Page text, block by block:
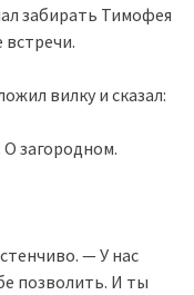
забирать Тимофея
встречи.
вилку и сказал:
загородном.
— У нас
позволить. И ты